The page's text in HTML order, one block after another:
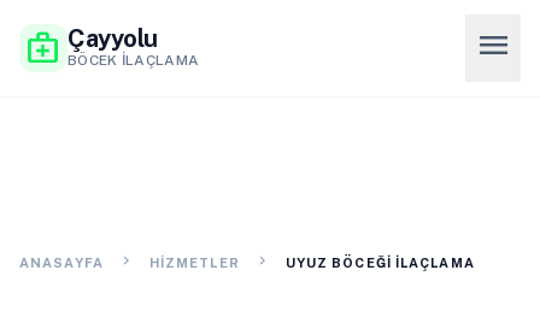
medical_services Çayyolu
BÖCEK İLAÇLAMA menu
ANASAYFA chevron_right HIZMETLER chevron_right UYUZ BÖCEĞI İLAÇLAMA